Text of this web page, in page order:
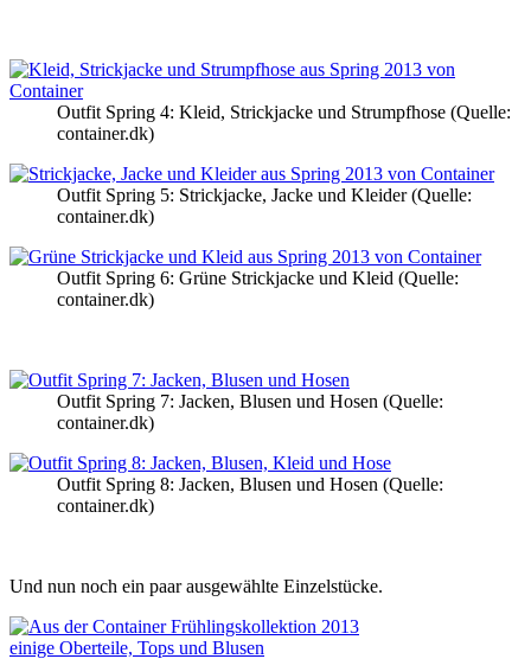
Outfit Spring 4: Kleid, Strickjacke und Strumpfhose (Quelle:
container.dk)
Outfit Spring 5: Strickjacke, Jacke und Kleider (Quelle:
container.dk)
Outfit Spring 6: Grüne Strickjacke und Kleid (Quelle:
container.dk)
Outfit Spring 7: Jacken, Blusen und Hosen (Quelle:
container.dk)
Outfit Spring 8: Jacken, Blusen und Hosen (Quelle:
container.dk)
Und nun noch ein paar ausgewählte Einzelstücke.